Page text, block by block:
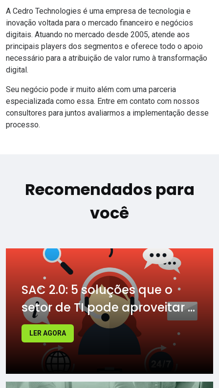
A Cedro Technologies é uma empresa de tecnologia e
inovação voltada para o mercado financeiro e negócios
digitais. Atuando no mercado desde 2005, atende aos
principais players dos segmentos e oferece todo o apoio
necessário para a atribuição de valor rumo à transformação
digital.
Seu negócio pode ir muito além com uma parceria
especializada como essa. Entre em contato com nossos
consultores para juntos avaliarmos a implementação desse
processo.
Recomendados para
você
SAC 2.0: 5 soluções que o
setor de TI pode aproveitar ...
LER AGORA